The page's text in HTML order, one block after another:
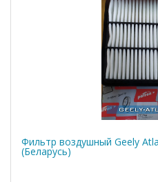
Фильтр воздушный Geely
(Беларусь)